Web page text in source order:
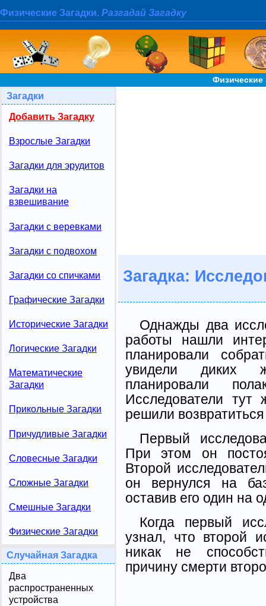
Физические Загадки. Разгадай Загадку
Физические
Загадки
Добавить Загадку
Взрослые Загадки
Загадки для эрудитов
Загадки на
взвешивание
Загадки с веревками
Загадки с подвохом
Загадки со спичками
Графические Загадки
Исторические Загадки
Логические Загадки
Математические
Загадки
Прикольные Загадки
Причудливые Загадки
Словесные Загадки
Сложные Загадки
Смешные Загадки
Физические Загадки
Случайная Загадка
Два
распространенных
устройства
Загадка:
Однажды два
работы нашли
планировали
увидели диких
планировали
Исследователи тут
решили возвратиться
Первый
При этом он
Второй
он вернулся на
оставив его один на
Когда первый
узнал, что второй
никак не
причину смерти